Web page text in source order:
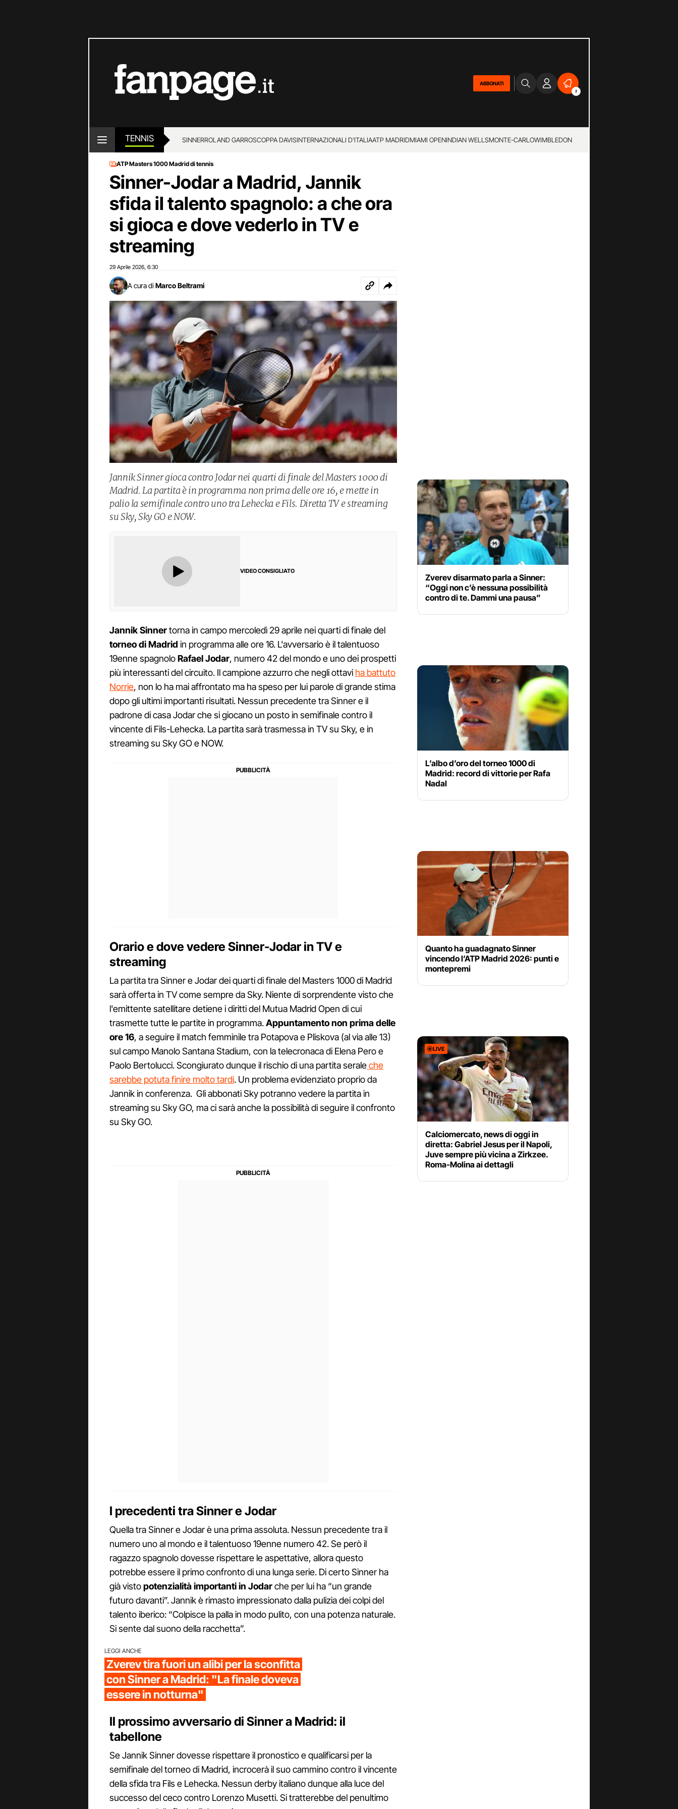
ABBONATI
2
TENNIS SINNERROLAND GARROSCOPPA DAVISINTERNAZIONALI D’ITALIAATP MADRIDMIAMI OPENINDIAN WELLSMONTE-CARLOWIMBLEDON
ATP Masters 1000 Madrid di tennis
Sinner-Jodar a Madrid, Jannik
sfida il talento spagnolo: a che ora
si gioca e dove vederlo in TV e
streaming
29 Aprile 2026 6:30
A cura di Marco Beltrami
Jannik Sinner gioca contro Jodar nei quarti di finale del Masters 1000 di
Madrid. La partita è in programma non prima delle ore 16, e mette in
palio la semifinale contro uno tra Lehecka e Fils. Diretta TV e streaming
su Sky, Sky GO e NOW.
VIDEO CONSIGLIATO
Jannik Sinnertorna in campo mercoledì 29 aprile nei quarti di finale del
torneo di Madrid in programma alle ore 16. L'avversario è il talentuoso
19enne spagnoloRafael Jodar, numero 42 del mondo e uno dei prospetti
più interessanti del circuito. Il campione azzurro che negli ottavi ha battuto
Norrie, non lo ha mai affrontato ma ha speso per lui parole di grande stima
dopo gli ultimi importanti risultati. Nessun precedente tra Sinner e il
padrone di casa Jodar che si giocano un posto in semifinale contro il
vincente di Fils-Lehecka. La partita sarà trasmessa in TV su Sky, e in
streaming su Sky GO e NOW.
Orario e dove vedere Sinner-Jodar in TV e
streaming
La partita tra Sinner e Jodar dei quarti di finale del Masters 1000 di Madrid
sarà offerta in TV come sempre da Sky. Niente di sorprendente visto che
l'emittente satellitare detiene i diritti del Mutua Madrid Open di cui
trasmette tutte le partite in programma.Appuntamento non prima delle
ore 16, a seguire il match femminile tra Potapova e Pliskova (al via alle 13)
sul campo Manolo Santana Stadium, con la telecronaca di Elena Pero e
Paolo Bertolucci. Scongiurato dunque il rischio di una partita seraleche
sarebbe potuta finire molto tardi. Un problema evidenziato proprio da
Jannik in conferenza. Gli abbonati Sky potranno vedere la partita in
streaming su Sky GO, ma ci sarà anche la possibilità di seguire il confronto
su Sky GO.
I precedenti tra Sinner e Jodar
Quella tra Sinner e Jodar è una prima assoluta. Nessun precedente tra il
numero uno al mondo e il talentuoso 19enne numero 42. Se però il
ragazzo spagnolo dovesse rispettare le aspettative, allora questo
potrebbe essere il primo confronto di una lunga serie. Di certo Sinner ha
già vistopotenzialità importanti in Jodarche per lui ha “un grande
futuro davanti”. Jannik è rimasto impressionato dalla pulizia dei colpi del
talento iberico: “Colpisce la palla in modo pulito, con una potenza naturale.
Si sente dal suono della racchetta”.
LEGGI ANCHE
Zverev tira fuori un alibi per la sconfitta
con Sinner a Madrid: "La finale doveva
essere in notturna"
Il prossimo avversario di Sinner a Madrid: il
tabellone
Se Jannik Sinner dovesse rispettare il pronostico e qualificarsi per la
semifinale del torneo di Madrid, incrocerà il suo cammino contro il vincente
della sfida tra Fils e Lehecka. Nessun derby italiano dunque alla luce del
successo del ceco contro Lorenzo Musetti. Si tratterebbe del penultimo
Zverev disarmato parla a Sinner:
“Oggi non c’è nessuna possibilità
contro di te. Dammi una pausa”
L’albo d’oro del torneo 1000 di
Madrid: record di vittorie per Rafa
Nadal
Quanto ha guadagnato Sinner
vincendo l’ATP Madrid 2026: punti e
montepremi
LIVE
Calciomercato, news di oggi in
diretta: Gabriel Jesus per il Napoli,
Juve sempre più vicina a Zirkzee.
Roma-Molina ai dettagli